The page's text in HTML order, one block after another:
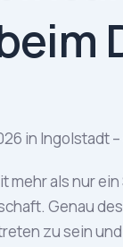
in Ingolstadt
mehr als nur
Genau
zu sein